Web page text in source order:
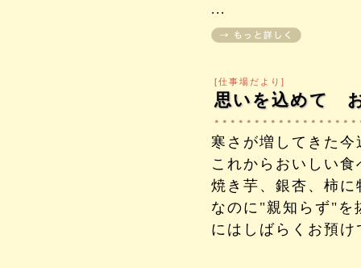
...
[仕事場だより]
思いを込めて
寒さが増してきた今
これからおいしい
焼き芋、銀杏、柿に
なのに "親知らず" を
にはしばらくお預け